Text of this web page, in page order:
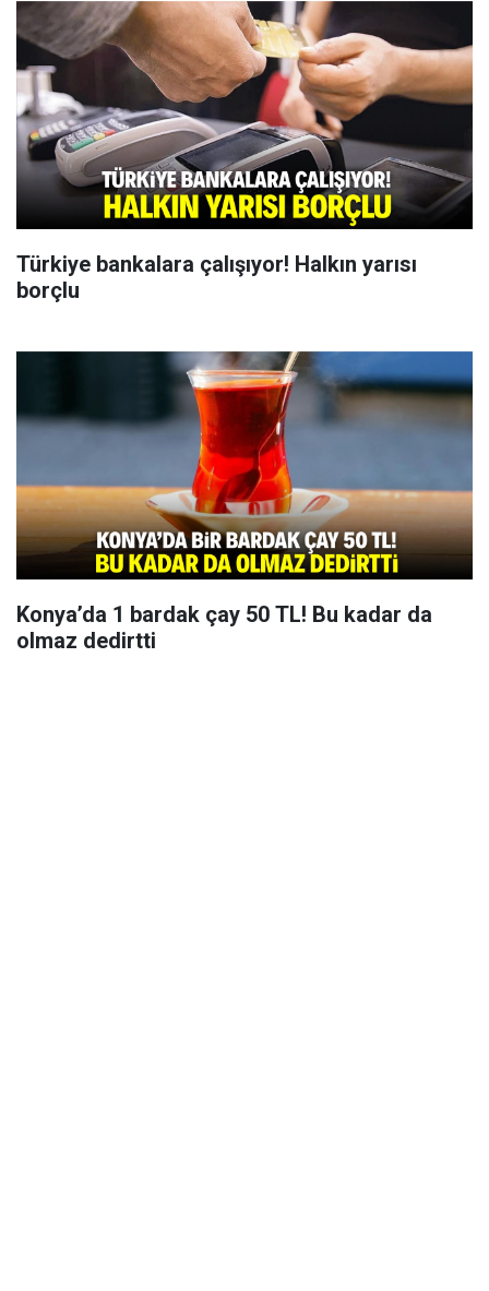
Türkiye bankalara çalışıyor! Halkın yarısı
borçlu
Konya’da 1 bardak çay 50 TL! Bu kadar da
olmaz dedirtti